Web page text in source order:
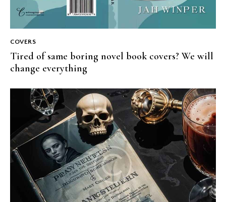
COVERS
Tired of same boring novel book covers? We will
change everything